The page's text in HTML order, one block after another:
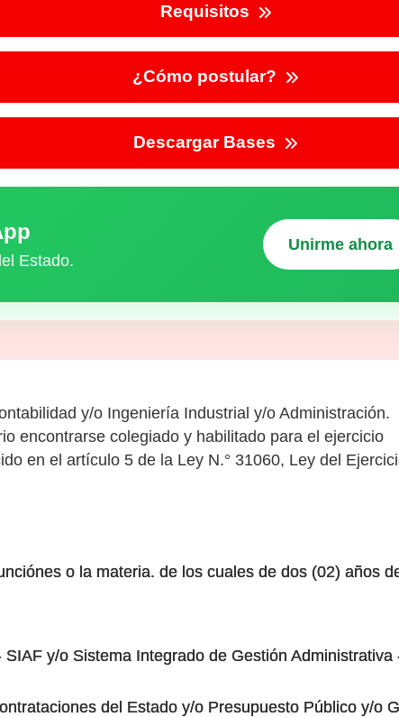
Requisitos
¿Cómo postular?
Descargar Bases
Estado.
Unirme ahora
y/o Ingeniería Industrial y/o Administración.
encontrarse colegiado y habilitado para el ejercicio
en el artículo 5 de la Ley N.° 31060, Ley del
o la materia. de los cuales de dos (02) años
y/o Sistema Integrado de Gestión Administrativa
del Estado y/o Presupuesto Público y/o